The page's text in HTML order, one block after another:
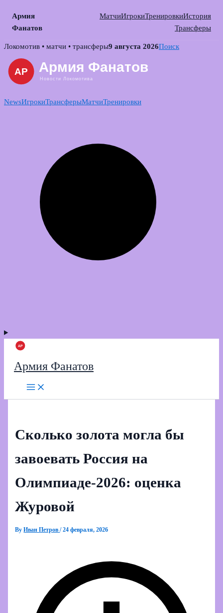
Армия
Фанатов
МатчиИгрокиТренировкиИстория
Трансферы
Skip
content
Локомотив • матчи • трансферы9 августа 2026Поиск
NewsИгрокиТрансферыМатчиТренировки
Армия Фанатов
Сколько золота могла бы
завоевать Россия на
Олимпиаде‑2026: оценка
Журовой
ByИван Петров/24 февраля, 2026